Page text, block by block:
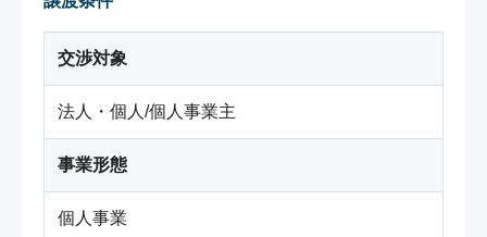
交渉対象
法人・個人/個人事業主
事業形態
個人事業